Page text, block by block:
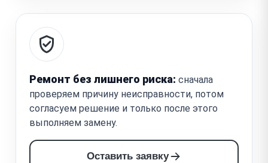
Ремонт без лишнего риска: сначала
проверяем причину неисправности, потом
согласуем решение и только после этого
выполняем замену.
Оставить заявку